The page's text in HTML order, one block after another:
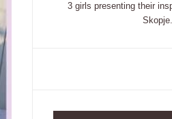
3 girls presenting their
Skopje.